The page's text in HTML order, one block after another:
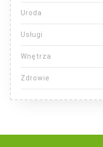
Uroda
Usługi
Wnętrza
Zdrowie